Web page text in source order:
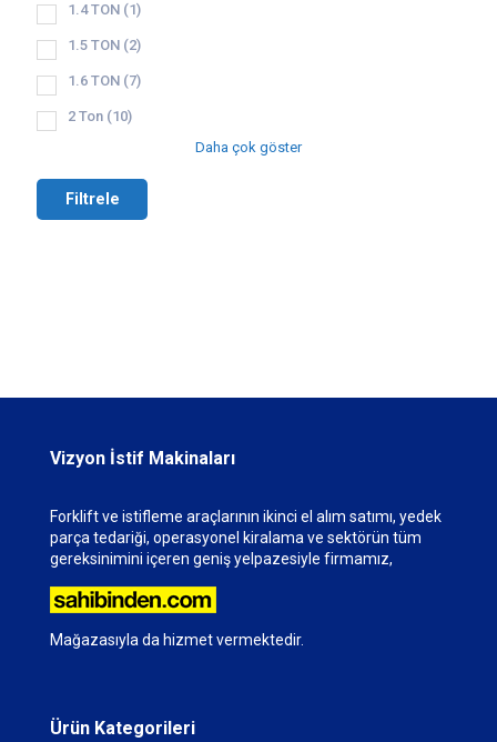
1.4 TON (1)
1.5 TON (2)
1.6 TON (7)
2 Ton (10)
Daha çok göster
Filtrele
Vizyon İstif Makinaları
Forklift ve istifleme araçlarının ikinci el alım satımı, yedek
parça tedariği, operasyonel kiralama ve sektörün tüm
gereksinimini içeren geniş yelpazesiyle firmamız,
Mağazasıyla da hizmet vermektedir.
Ürün Kategorileri